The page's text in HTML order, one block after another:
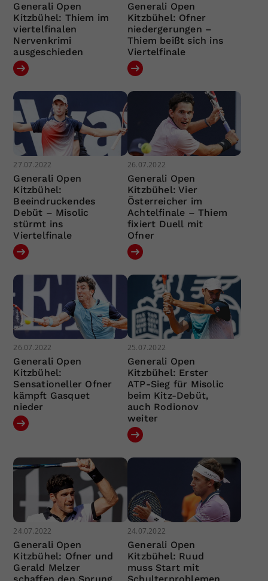
Generali Open
Kitzbühel: Thiem im
viertelfinalen
Nervenkrimi
ausgeschieden
Generali Open
Kitzbühel: Ofner
niedergerungen –
Thiem beißt sich ins
Viertelfinale
27.07.2022
Generali Open
Kitzbühel:
Beeindruckendes
Debüt – Misolic
stürmt ins
Viertelfinale
26.07.2022
Generali Open
Kitzbühel: Vier
Österreicher im
Achtelfinale – Thiem
fixiert Duell mit
Ofner
26.07.2022
Generali Open
Kitzbühel:
Sensationeller Ofner
kämpft Gasquet
nieder
25.07.2022
Generali Open
Kitzbühel: Erster
ATP-Sieg für Misolic
beim Kitz-Debüt,
auch Rodionov
weiter
24.07.2022
Generali Open
Kitzbühel: Ofner und
Gerald Melzer
schaffen den Sprung
24.07.2022
Generali Open
Kitzbühel: Ruud
muss Start mit
Schulterproblemen